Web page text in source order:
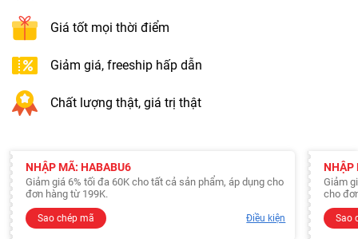
Giá tốt mọi thời điểm
Giảm giá, freeship hấp dẫn
Chất lượng thật, giá trị thật
NHẬP MÃ: HABABU6
Giảm giá 6% tối đa 60K cho tất cả sản phẩm, áp dụng cho
đơn hàng từ 199K.
Sao chép mã Điều kiện
NHẬP
Giảm
cho
Sao